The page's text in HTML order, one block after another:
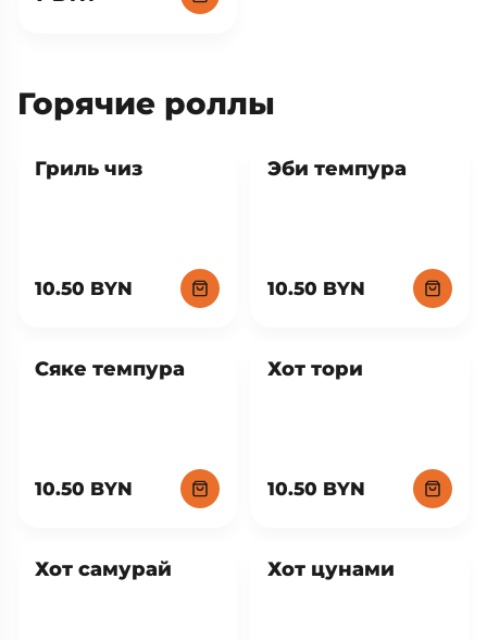
Горячие роллы
Гриль чиз
10.50 BYN
Эби темпура
10.50 BYN
Сяке темпура
10.50 BYN
Хот тори
10.50 BYN
Хот самурай Хот цунами